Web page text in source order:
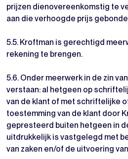
prijzen dienovereenkomstig te
aan die verhoogde prijs
5.5. Kroftman is gerechtigd
rekening te brengen.
5.6. Onder meerwerk in de zin
verstaan: al hetgeen op
van de klant of met schriftelijke
toestemming van de klant door
gepresteerd buiten hetgeen in
uitdrukkelijk is vastgelegd met
van zaken en/of de uitvoering